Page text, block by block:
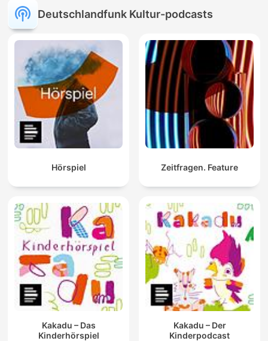
Deutschlandfunk Kultur-podcasts
Hörspiel Zeitfragen. Feature
Kakadu – Das
Kinderhörspiel
Kakadu – Der
Kinderpodcast